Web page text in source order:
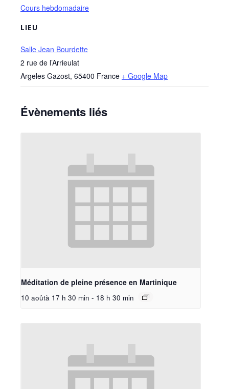
Cours hebdomadaire
LIEU
Salle Jean Bourdette
2 rue de l’Arrieulat
Argeles Gazost, 65400 France + Google Map
Évènements liés
Méditation de pleine présence en Martinique
10 aoûtà 17 h 30 min - 18 h 30 min